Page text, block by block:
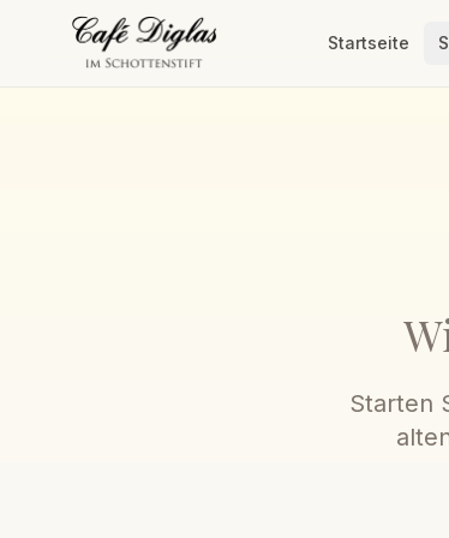
Startseite
Starten